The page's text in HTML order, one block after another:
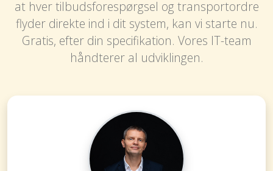
at hver tilbudsforespørgsel og transportordre
flyder direkte ind i dit system, kan vi starte nu.
Gratis, efter din specifikation. Vores IT-team
håndterer al udviklingen.